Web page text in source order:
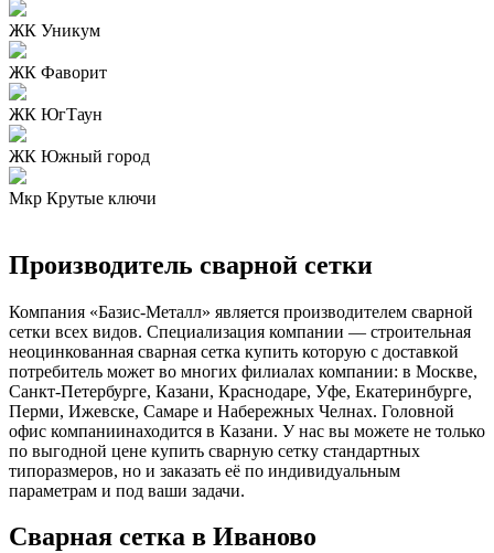
ЖК Уникум
ЖК Фаворит
ЖК ЮгТаун
ЖК Южный город
Мкр Крутые ключи
Производитель сварной сетки
Компания «Базис-Металл» является производителем сварной
сетки всех видов. Специализация компании — строительная
неоцинкованная сварная сетка купить которую с доставкой
потребитель может во многих филиалах компании: в Москве,
Санкт-Петербурге, Казани, Краснодаре, Уфе, Екатеринбурге,
Перми, Ижевске, Самаре и Набережных Челнах. Головной
офис компаниинаходится в Казани. У нас вы можете не только
по выгодной цене купить сварную сетку стандартных
типоразмеров, но и заказать её по индивидуальным
параметрам и под ваши задачи.
Сварная сетка в Иваново